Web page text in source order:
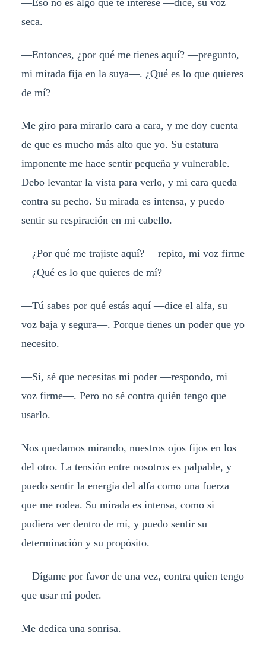
seca.
—Entonces, ¿por qué me tienes aquí? —pregunto,
mi mirada fija en la suya—. ¿Qué es lo que quieres
de mí?
Me giro para mirarlo cara a cara, y me doy cuenta
de que es mucho más alto que yo. Su estatura
imponente me hace sentir pequeña y vulnerable.
Debo levantar la vista para verlo, y mi cara queda
contra su pecho. Su mirada es intensa, y puedo
sentir su respiración en mi cabello.
—¿Por qué me trajiste aquí? —repito, mi voz firme
—¿Qué es lo que quieres de mí?
—Tú sabes por qué estás aquí —dice el alfa, su
voz baja y segura—. Porque tienes un poder que yo
necesito.
—Sí, sé que necesitas mi poder —respondo, mi
voz firme—. Pero no sé contra quién tengo que
usarlo.
Nos quedamos mirando, nuestros ojos fijos en los
del otro. La tensión entre nosotros es palpable, y
puedo sentir la energía del alfa como una fuerza
que me rodea. Su mirada es intensa, como si
pudiera ver dentro de mí, y puedo sentir su
determinación y su propósito.
—Dígame por favor de una vez, contra quien tengo
que usar mi poder.
Me dedica una sonrisa.